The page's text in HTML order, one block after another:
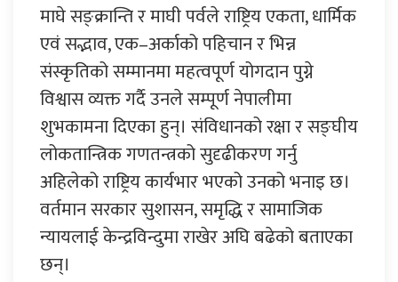
माघे सङ्क्रान्ति र माघी पर्वले राष्ट्रिय एकता, धार्मिक
एवं सद्भाव, एक–अर्काको पहिचान र भिन्न
संस्कृतिको सम्मानमा महत्वपूर्ण योगदान पुग्ने
विश्वास व्यक्त गर्दै उनले सम्पूर्ण नेपालीमा
शुभकामना दिएका हुन्। संविधानको रक्षा र सङ्घीय
लोकतान्त्रिक गणतन्त्रको सुदृढीकरण गर्नु
अहिलेको राष्ट्रिय कार्यभार भएको उनको भनाइ छ।
वर्तमान सरकार सुशासन, समृद्धि र सामाजिक
न्यायलाई केन्द्रविन्दुमा राखेर अघि बढेको बताएका
छन्।